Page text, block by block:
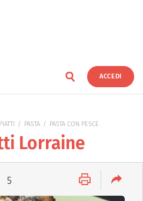
ACCEDI
PASTA PASTA CON PESCE
Lorraine
5